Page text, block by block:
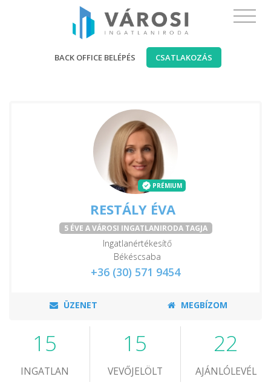
BACK OFFICE BELÉPÉS CSATLAKOZÁS
PRÉMIUM
RESTÁLY ÉVA
5 ÉVE A VÁROSI INGATLANIRODA TAGJA
Ingatlanértékesítő
Békéscsaba
+36 (30) 571 9454
ÜZENET MEGBÍZOM
15
INGATLAN
15
VEVŐJELÖLT
22
AJÁNLÓLEVÉL